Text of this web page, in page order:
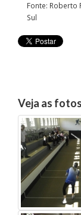
Fonte: Roberto
Sul
Veja as